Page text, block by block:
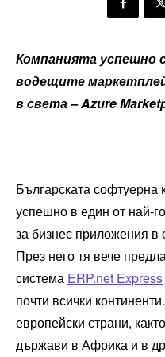
Компанията успешно
водещите
в света –Azure
Българската софтуерна
успешно в един от най-
за бизнес приложения в
През него тя вече
система ERP.net Express
почти всички
европейски страни,
държави в Африка и в